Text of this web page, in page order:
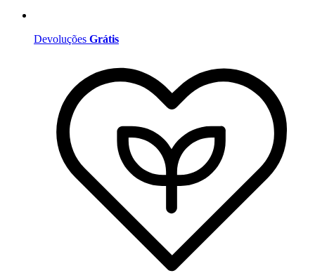
Devoluções Grátis